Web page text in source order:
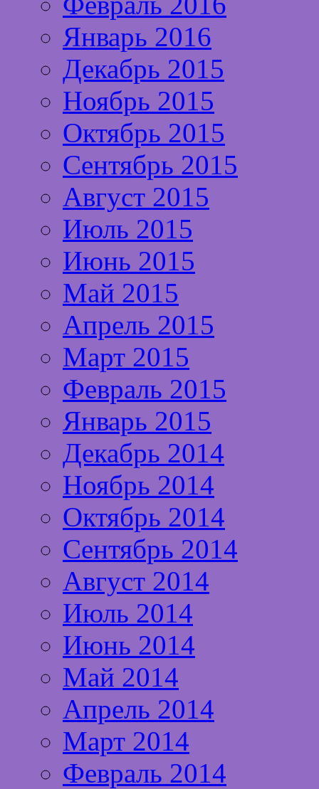
Январь 2016
Декабрь 2015
Ноябрь 2015
Октябрь 2015
Сентябрь 2015
Август 2015
Июль 2015
Июнь 2015
Май 2015
Апрель 2015
Март 2015
Февраль 2015
Январь 2015
Декабрь 2014
Ноябрь 2014
Октябрь 2014
Сентябрь 2014
Август 2014
Июль 2014
Июнь 2014
Май 2014
Апрель 2014
Март 2014
Февраль 2014